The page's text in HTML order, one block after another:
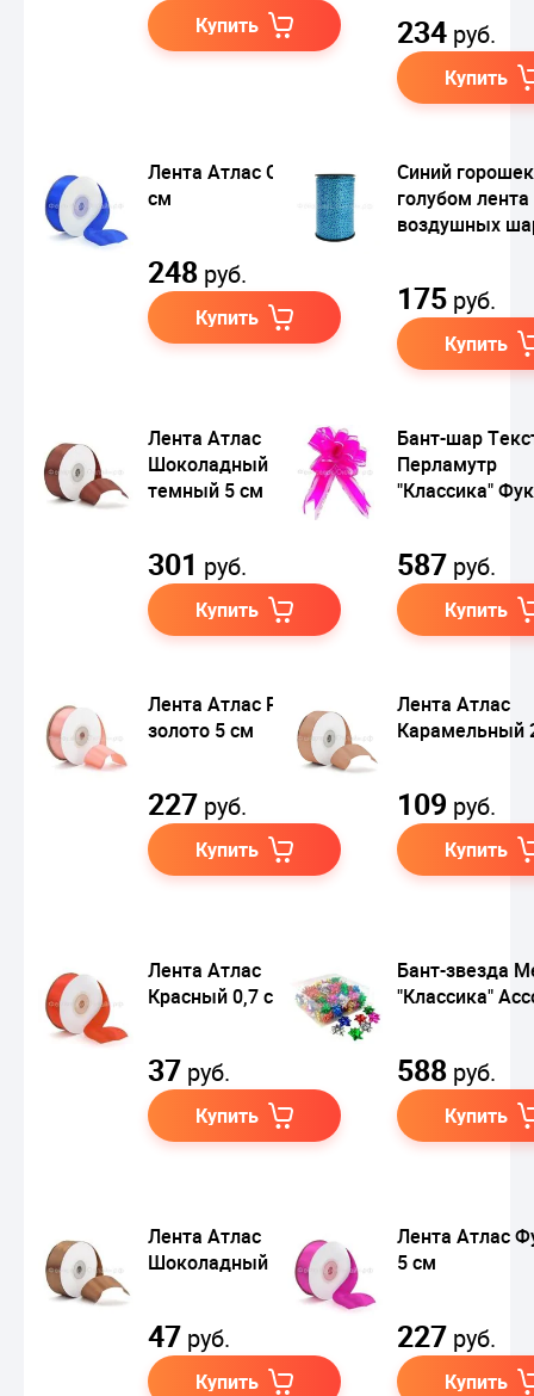
Купить 234 руб.
Купить
Лента Атлас Синий 5
см
248 руб.
Купить
Синий
голубом
воздушных
175 руб.
Купить
Лента Атлас
Шоколадный
темный 5 см
301 руб.
Купить
Бант-шар
Перламутр
"Классика"
587 руб.
Купить
Лента Атлас Розовое
золото 5 см
227 руб.
Купить
Лента Атлас
Карамельный
109 руб.
Купить
Лента Атлас
Красный 0,7 см
37 руб.
Купить
Бант-звезда
"Классика"
588 руб.
Купить
Лента Атлас
Шоколадный 1,2 см
47 руб.
Купить
Лента Атлас
5 см
227 руб.
Купить